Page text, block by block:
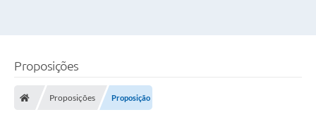
Proposições
Proposições Proposição